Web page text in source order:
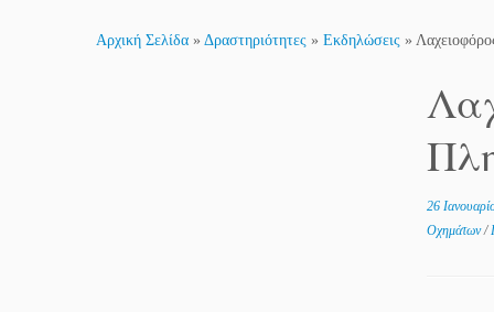
Αρχική Σελίδα » Δραστηριότητες » Εκδηλώσεις »
26
Οχημάτων/